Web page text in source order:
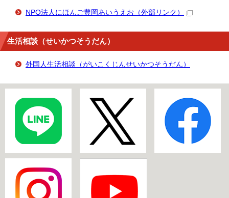
NPO法人にほんご豊岡あいうえお （外部リンク）
生活相談（せいかつそうだん）
外国人生活相談（がいこくじんせいかつそうだん）